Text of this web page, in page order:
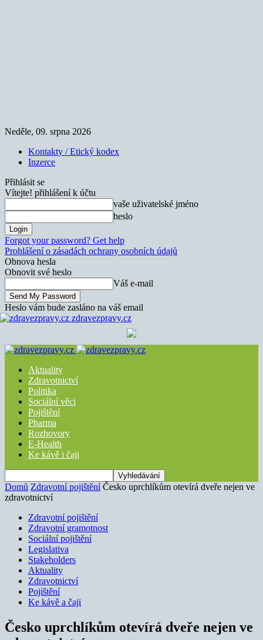
Neděle, 09. srpna 2026
Kontakty / Etický kodex
Inzerce
Přihlásit se
Vítejte! přihlášení k účtu
vaše uživatelské jméno
heslo
Forgot your password? Get help
Prohlášení o zásadách ochrany osobních údajů
Obnova hesla
Obnovit své heslo
Váš e-mail
Heslo vám bude zasláno na váš email
zdravezpravy.cz
Aktuality
Zdravotnictví
Politika
Sociální věci
Pojištění
Pharma
Rozhovory
E-Health
Ke kávě i čaji
Domů Zdravotní pojištění Česko uprchlíkům otevírá dveře nejen ve
zdravotnictví
Zdravotní pojištění
Zdravotní gramotnost
Sociální pojištění
Legislativa
Stakeholders
Aktuality
Zdravotnictví
Pojištění
Ke kávě a čaji
Česko uprchlíkům otevírá dveře nejen ve